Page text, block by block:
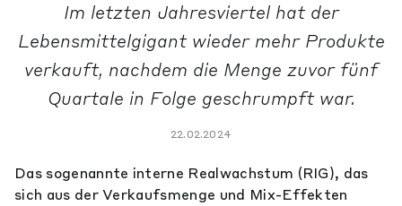
Im letzten Jahresviertel hat der
Lebensmittelgigant wieder mehr Produkte
verkauft, nachdem die Menge zuvor fünf
Quartale in Folge geschrumpft war.
22.02.2024
Das sogenannte interne Realwachstum (RIG), das
sich aus der Verkaufsmenge und Mix-Effekten